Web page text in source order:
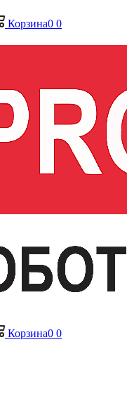
Корзина0 0
Корзина0 0